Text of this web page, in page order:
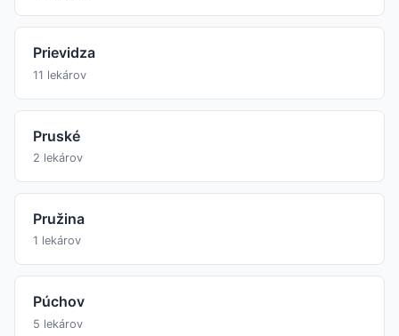
Prievidza
11 lekárov
Pruské
2 lekárov
Pružina
1 lekárov
Púchov
5 lekárov